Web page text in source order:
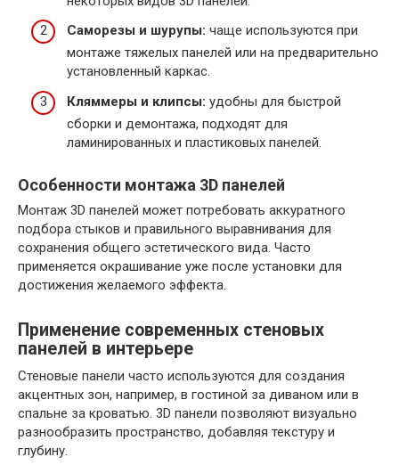
Саморезы и шурупы: чаще используются при
монтаже тяжелых панелей или на предварительно
установленный каркас.
Кляммеры и клипсы: удобны для быстрой
сборки и демонтажа, подходят для
ламинированных и пластиковых панелей.
Особенности монтажа 3D панелей
Монтаж 3D панелей может потребовать аккуратного
подбора стыков и правильного выравнивания для
сохранения общего эстетического вида. Часто
применяется окрашивание уже после установки для
достижения желаемого эффекта.
Применение современных стеновых
панелей в интерьере
Стеновые панели часто используются для создания
акцентных зон, например, в гостиной за диваном или в
спальне за кроватью. 3D панели позволяют визуально
разнообразить пространство, добавляя текстуру и
глубину.